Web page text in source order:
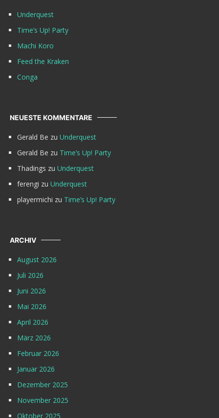
Underquest
Time’s Up! Party
Machi Koro
Feed the Kraken
Conga
NEUESTE KOMMENTARE
Gerald Be zu Underquest
Gerald Be zu Time’s Up! Party
Thadings zu Underquest
ferengi zu Underquest
playermichi zu Time’s Up! Party
ARCHIV
August 2026
Juli 2026
Juni 2026
Mai 2026
April 2026
März 2026
Februar 2026
Januar 2026
Dezember 2025
November 2025
Oktober 2025